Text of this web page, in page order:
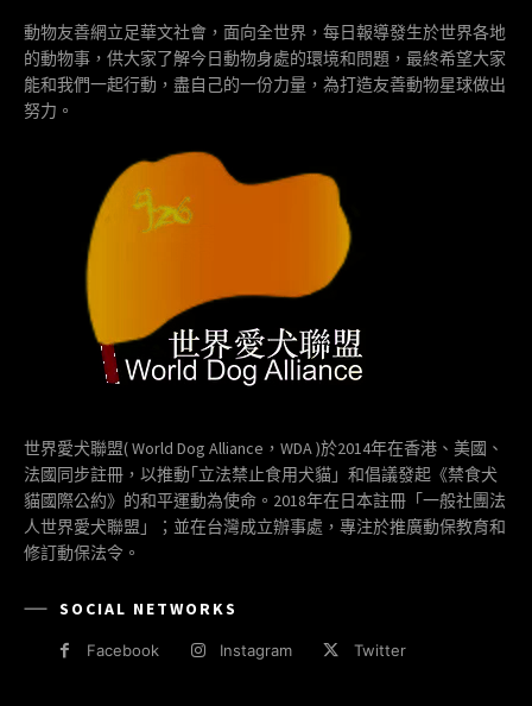
動物友善網立足華文社會，面向全世界，每日報導發生於世界各地
的動物事，供大家了解今日動物身處的環境和問題，最終希望大家
能和我們一起行動，盡自己的一份力量，為打造友善動物星球做出
努力。
世界愛犬聯盟( World Dog Alliance，WDA )於2014年在香港、美國、
法國同步註冊，以推動｢立法禁止食用犬貓」和倡議發起《禁食犬
貓國際公約》的和平運動為使命。2018年在日本註冊「一般社團法
人世界愛犬聯盟」；並在台灣成立辦事處，專注於推廣動保教育和
修訂動保法令。
SOCIAL NETWORKS
Facebook Instagram Twitter